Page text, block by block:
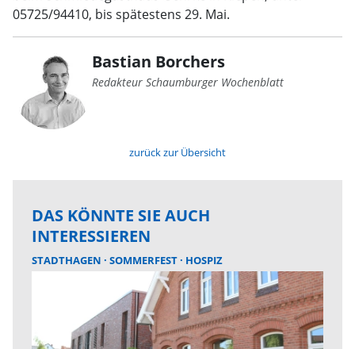
05725/94410, bis spätestens 29. Mai.
Bastian Borchers
Redakteur Schaumburger Wochenblatt
zurück zur Übersicht
DAS KÖNNTE SIE AUCH
INTERESSIEREN
STADTHAGEN SOMMERFEST HOSPIZ